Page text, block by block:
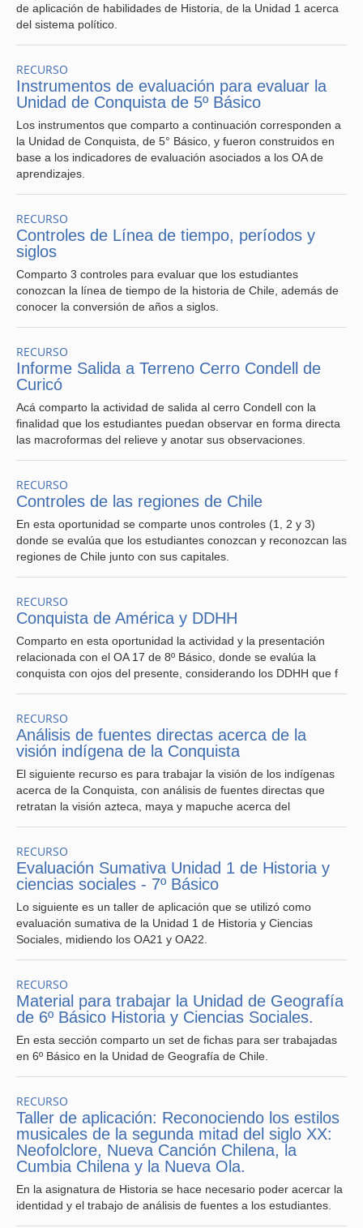
de aplicación de habilidades de Historia, de la Unidad 1 acerca
del sistema político.
RECURSO
Instrumentos de evaluación para evaluar la
Unidad de Conquista de 5º Básico
Los instrumentos que comparto a continuación corresponden a
la Unidad de Conquista, de 5° Básico, y fueron construidos en
base a los indicadores de evaluación asociados a los OA de
aprendizajes.
RECURSO
Controles de Línea de tiempo, períodos y
siglos
Comparto 3 controles para evaluar que los estudiantes
conozcan la línea de tiempo de la historia de Chile, además de
conocer la conversión de años a siglos.
RECURSO
Informe Salida a Terreno Cerro Condell de
Curicó
Acá comparto la actividad de salida al cerro Condell con la
finalidad que los estudiantes puedan observar en forma directa
las macroformas del relieve y anotar sus observaciones.
RECURSO
Controles de las regiones de Chile
En esta oportunidad se comparte unos controles (1, 2 y 3)
donde se evalúa que los estudiantes conozcan y reconozcan las
regiones de Chile junto con sus capitales.
RECURSO
Conquista de América y DDHH
Comparto en esta oportunidad la actividad y la presentación
relacionada con el OA 17 de 8º Básico, donde se evalúa la
conquista con ojos del presente, considerando los DDHH que f
RECURSO
Análisis de fuentes directas acerca de la
visión indígena de la Conquista
El siguiente recurso es para trabajar la visión de los indígenas
acerca de la Conquista, con análisis de fuentes directas que
retratan la visión azteca, maya y mapuche acerca del
RECURSO
Evaluación Sumativa Unidad 1 de Historia y
ciencias sociales - 7º Básico
Lo siguiente es un taller de aplicación que se utilizó como
evaluación sumativa de la Unidad 1 de Historia y Ciencias
Sociales, midiendo los OA21 y OA22.
RECURSO
Material para trabajar la Unidad de Geografía
de 6º Básico Historia y Ciencias Sociales.
En esta sección comparto un set de fichas para ser trabajadas
en 6º Básico en la Unidad de Geografía de Chile.
RECURSO
Taller de aplicación: Reconociendo los estilos
musicales de la segunda mitad del siglo XX:
Neofolclore, Nueva Canción Chilena, la
Cumbia Chilena y la Nueva Ola.
En la asignatura de Historia se hace necesario poder acercar la
identidad y el trabajo de análisis de fuentes a los estudiantes.